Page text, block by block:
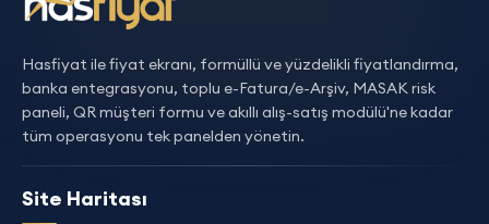
Hasfiyat ile fiyat ekranı, formüllü ve yüzdelikli fiyatlandırma,
banka entegrasyonu, toplu e-Fatura/e-Arşiv, MASAK risk
paneli, QR müşteri formu ve akıllı alış-satış modülü'ne kadar
tüm operasyonu tek panelden yönetin.
Site Haritası